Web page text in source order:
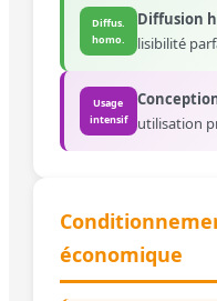
Diffus.
homo.
Diffusion
lisibilité
Usage
intensif
utilisation
économique